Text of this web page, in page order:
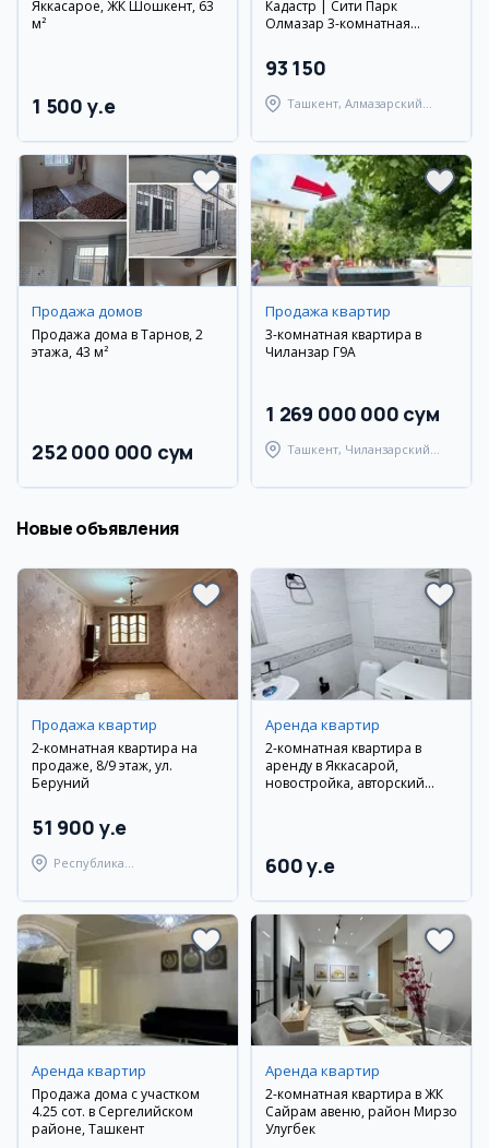
Яккасарое, ЖК Шошкент, 63
м²
1 500 y.e
Кадастр | Сити Парк
Олмазар 3-комнатная
93 150
Ташкент, Алмазарский
Продажа домов
Продажа дома в Тарнов, 2
этажа, 43 м²
252 000 000 сум
Продажа квартир
3-комнатная квартира в
Чиланзар Г9А
1 269 000 000 сум
Ташкент, Чиланзарский
Новые объявления
Продажа квартир
2-комнатная квартира на
продаже, 8/9 этаж, ул.
Беруний
51 900 y.e
Республика
Берунийский район
Аренда квартир
2-комнатная квартира в
аренду в Яккасарой,
новостройка, авторский
600 y.e
Аренда квартир
Продажа дома с участком
4.25 сот. в Сергелийском
районе, Ташкент
Аренда квартир
2-комнатная квартира в ЖК
Сайрам авеню, район Мирзо
Улугбек